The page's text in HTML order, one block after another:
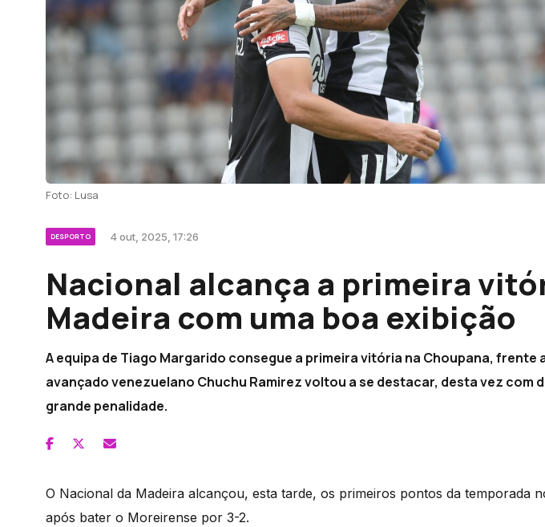
Foto: Lusa
DESPORTO 4 out, 2025, 17:26
Nacional alcança a primeira
Madeira com uma boa exibição
A equipa de Tiago Margarido consegue a primeira vitória na Choupana, frente
avançado venezuelano Chuchu Ramirez voltou a se destacar, desta vez com
grande penalidade.
O Nacional da Madeira alcançou, esta tarde, os primeiros pontos da temporada
após bater o Moreirense por 3-2.